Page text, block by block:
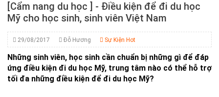
[Cẩm nang du học ] - Điều kiện để đi du học
Mỹ cho học sinh, sinh viên Việt Nam
29/08/2017 Đỗ Hương Sự Kiện Hot
Những sinh viên, học sinh cần chuẩn bị những gì để đáp
ứng điều kiện đi du học Mỹ, trung tâm nào có thể hỗ trợ
tối đa những điều kiện để đi du học Mỹ?